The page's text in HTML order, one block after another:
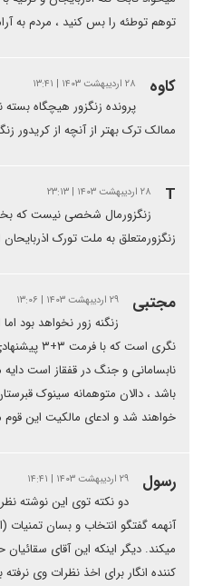
توهم توطئه را بس کنید ، مردم به
کاوه ۲۸ اردیبهشت ۱۴۰۳ | ۱۳:۴۱
پرونده زنگزور هیچگاه
ممالک ترک بهتر از آنچه از کریدور
T ۲۸ اردیبهشت ۱۴۰۳ | ۲۳:۱۳
زنگزورمال شخصی نیست که
زنگزورمتعلق به ملت تورک
مجتبی ۲۹ اردیبهشت ۱۴۰۳ | ۱۳:۰۶
زنگنه زور نخواهد بود
نگری است
نابسامانی و جنگ در قفقاز است دایه
باشد ، دالان متوهمانه سینوک
خواهند شد و ادعای مالکیت این
رسول ۲۹ اردیبهشت ۱۴۰۳ | ۱۴:۴۱
دو نکته توی این نوشته
آنهمه گفتگو انتخاب و بسان
میکند. دیگر اینکه این آقای
کننده انگار برای اخذ نظرات وی